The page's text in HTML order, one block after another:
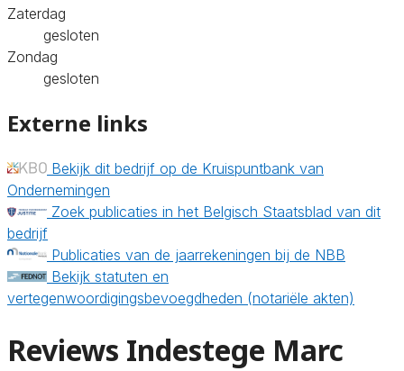
Zaterdag
gesloten
Zondag
gesloten
Externe links
Bekijk dit bedrijf op de Kruispuntbank van
Ondernemingen
Zoek publicaties in het Belgisch Staatsblad van dit
bedrijf
Publicaties van de jaarrekeningen bij de NBB
Bekijk statuten en
vertegenwoordigingsbevoegdheden (notariële akten)
Reviews Indestege Marc